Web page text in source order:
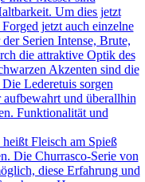
Um dies jetzt
jetzt auch einzelne
Serien Intense, Brute,
die attraktive Optik des
Akzenten sind die
Lederetuis sorgen
aufbewahrt und überallhin
Funktionalität und
Fleisch am Spieß
Die Churrasco-Serie von
diese Erfahrung und